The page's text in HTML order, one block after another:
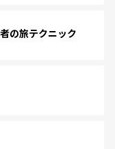
の旅テクニック